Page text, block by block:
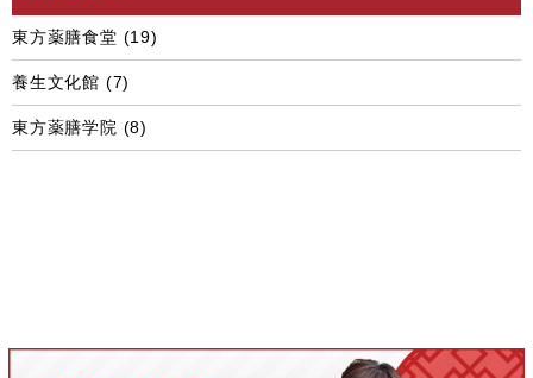
東方薬膳食堂 (19)
養生文化館 (7)
東方薬膳学院 (8)